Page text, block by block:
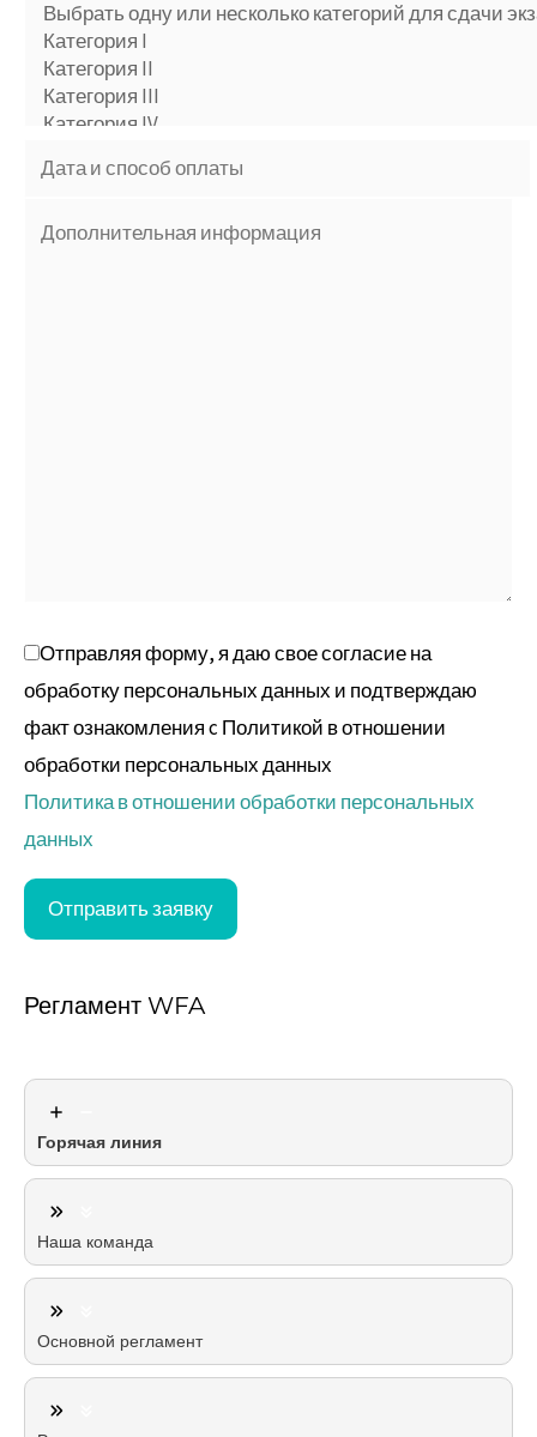
Отправляя форму, я даю свое согласие на
обработку персональных данных и подтверждаю
факт ознакомления c Политикой в отношении
обработки персональных данных
Политика в отношении обработки персональных
данных
Регламент WFA
Горячая линия
Наша команда
Основной регламент